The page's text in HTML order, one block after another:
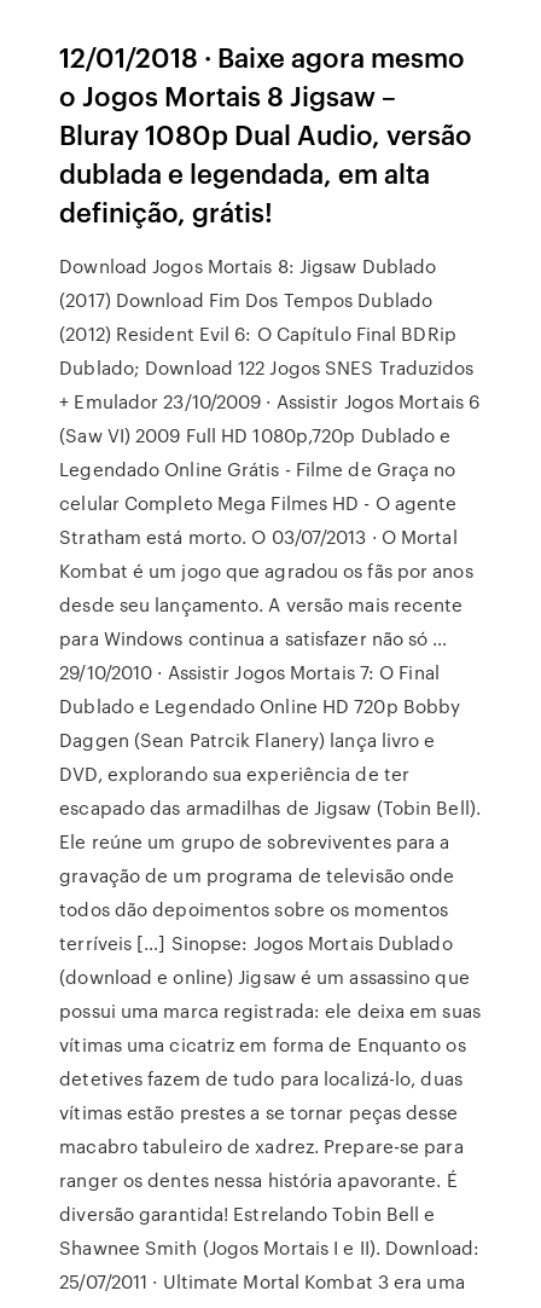
12/01/2018 · Baixe agora mesmo
o Jogos Mortais 8 Jigsaw –
Bluray 1080p Dual Audio, versão
dublada e legendada, em alta
definição, grátis!
Download Jogos Mortais 8: Jigsaw Dublado
(2017) Download Fim Dos Tempos Dublado
(2012) Resident Evil 6: O Capítulo Final BDRip
Dublado; Download 122 Jogos SNES Traduzidos
+ Emulador 23/10/2009 · Assistir Jogos Mortais 6
(Saw VI) 2009 Full HD 1080p,720p Dublado e
Legendado Online Grátis - Filme de Graça no
celular Completo Mega Filmes HD - O agente
Stratham está morto. O 03/07/2013 · O Mortal
Kombat é um jogo que agradou os fãs por anos
desde seu lançamento. A versão mais recente
para Windows continua a satisfazer não só …
29/10/2010 · Assistir Jogos Mortais 7: O Final
Dublado e Legendado Online HD 720p Bobby
Daggen (Sean Patrcik Flanery) lança livro e
DVD, explorando sua experiência de ter
escapado das armadilhas de Jigsaw (Tobin Bell).
Ele reúne um grupo de sobreviventes para a
gravação de um programa de televisão onde
todos dão depoimentos sobre os momentos
terríveis […] Sinopse: Jogos Mortais Dublado
(download e online) Jigsaw é um assassino que
possui uma marca registrada: ele deixa em suas
vítimas uma cicatriz em forma de Enquanto os
detetives fazem de tudo para localizá-lo, duas
vítimas estão prestes a se tornar peças desse
macabro tabuleiro de xadrez. Prepare-se para
ranger os dentes nessa história apavorante. É
diversão garantida! Estrelando Tobin Bell e
Shawnee Smith (Jogos Mortais I e II). Download:
25/07/2011 · Ultimate Mortal Kombat 3 era uma